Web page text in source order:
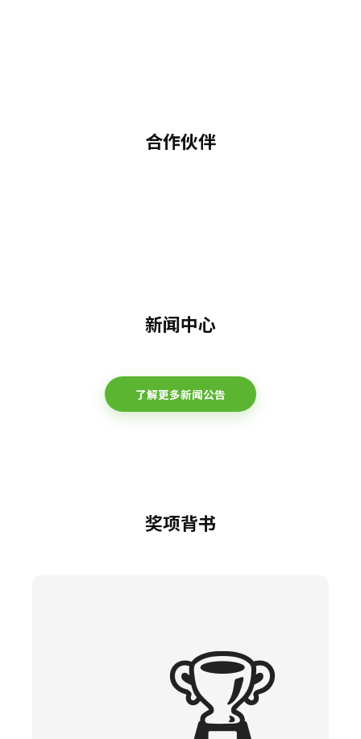
合作伙伴
新闻中心
了解更多新闻公告
奖项背书
🏆